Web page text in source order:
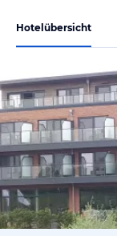
Hotelübersicht